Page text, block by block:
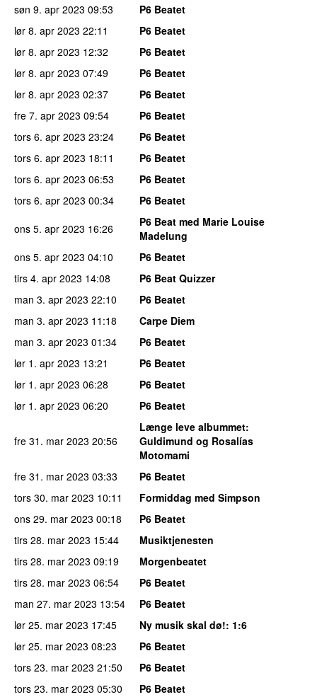
søn 9. apr 2023 09:53
P6 Beatet
lør 8. apr 2023 22:11
P6 Beatet
lør 8. apr 2023 12:32
P6 Beatet
lør 8. apr 2023 07:49
P6 Beatet
lør 8. apr 2023 02:37
P6 Beatet
fre 7. apr 2023 09:54
P6 Beatet
tors 6. apr 2023 23:24
P6 Beatet
tors 6. apr 2023 18:11
P6 Beatet
tors 6. apr 2023 06:53
P6 Beatet
tors 6. apr 2023 00:34
P6 Beatet
ons 5. apr 2023 16:26
P6 Beat med Marie Louise
Madelung
ons 5. apr 2023 04:10
P6 Beatet
tirs 4. apr 2023 14:08
P6 Beat Quizzer
man 3. apr 2023 22:10
P6 Beatet
man 3. apr 2023 11:18
Carpe Diem
man 3. apr 2023 01:34
P6 Beatet
lør 1. apr 2023 13:21
P6 Beatet
lør 1. apr 2023 06:28
P6 Beatet
lør 1. apr 2023 06:20 P6 Beatet
fre 31. mar 2023 20:56
Længe leve albummet:
Guldimund og Rosalías
Motomami
fre 31. mar 2023 03:33
P6 Beatet
tors 30. mar 2023 10:11
Formiddag med Simpson
ons 29. mar 2023 00:18
P6 Beatet
tirs 28. mar 2023 15:44
Musiktjenesten
tirs 28. mar 2023 09:19
Morgenbeatet
tirs 28. mar 2023 06:54
P6 Beatet
man 27. mar 2023 13:54
P6 Beatet
lør 25. mar 2023 17:45 Ny musik skal dø!: 1:6
lør 25. mar 2023 08:23
P6 Beatet
tors 23. mar 2023 21:50
P6 Beatet
tors 23. mar 2023 05:30
P6 Beatet